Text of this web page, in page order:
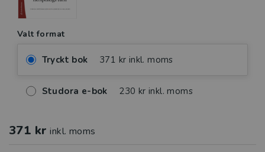
Valt format
Tryckt bok 371 kr inkl. moms
Studora e-bok 230 kr inkl. moms
371 kr inkl. moms